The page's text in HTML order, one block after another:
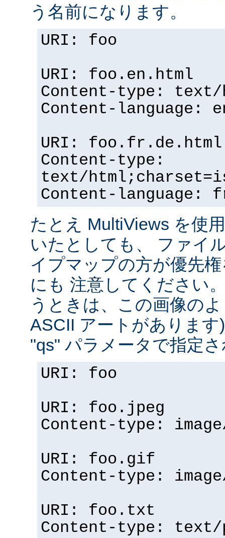
う名前になります。
URI: foo
URI: foo.en.html
Content-type: text/
Content-language:
URI: foo.fr.de.html
Content-type:
text/
Content-language:
たとえ MultiViews を使
いたとしても、 ファイ
イプマップの方が優先
にも 注意してください
うときは、この画像の
ASCII アートがありま
"qs" パラメータで指定
URI: foo
URI: foo.jpeg
Content-type:
URI: foo.gif
Content-type:
URI: foo.txt
Content-type: